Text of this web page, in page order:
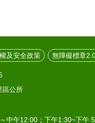
及安全政策 無障礙標章
區公所
中午12:00；下午1:30~下午